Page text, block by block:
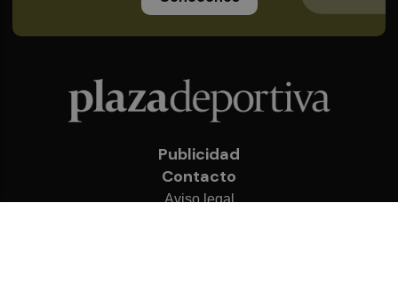
Publicidad
Contacto
Aviso legal